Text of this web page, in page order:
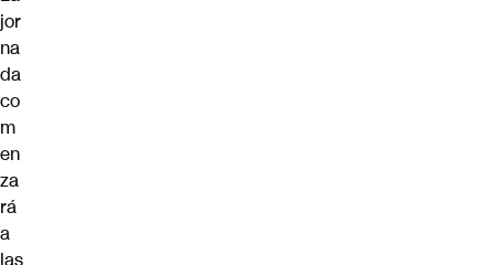
jor
na
da
co
m
en
za
rá
a